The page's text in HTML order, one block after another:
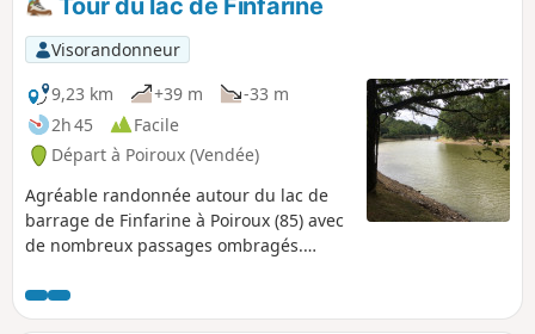
Visorandonneur
9,23 km
+39 m
-33 m
2h 45
Facile
Départ à Poiroux (Vendée)
Agréable randonnée autour du lac de
barrage de Finfarine à Poiroux (85) avec
de nombreux passages ombragés.
circuit court de 7 km, - un circuit long
de 9 km.